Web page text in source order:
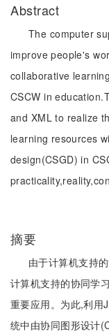
Abstract
The computer
improve people's
collaborative
CSCW in
and XML to realize
learning resources
design(CSGD) in
摘要
由于计算机支持
计算机支持的协同学
重要应用。为此,利用
统中由协同图形设计